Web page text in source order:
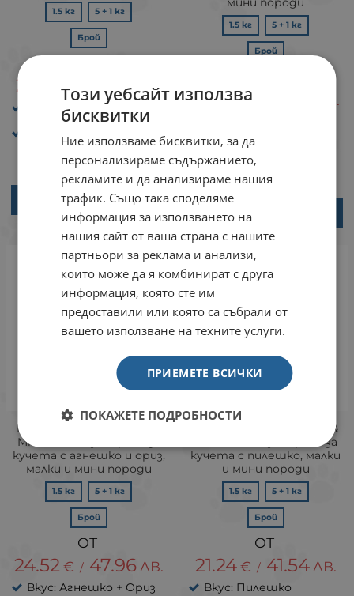
1.5 кг 5 + 1 кг
Брой
22.16 € / 43.34 ЛВ.
Вкус: Пилешко
Възраст: от 1 до 7
години
ВАРИАНТИ
1.5 кг 5 + 1 кг
Брой
24.75€ ЛВ.
Възраст: от 1 до 7
години
ВАРИАНТИ
Hill's Science Plan Small &
Mini Adult - суха храна за
кучета с агнешко и ориз,
малки и мини породи
1.5 кг 5 + 1 кг
Брой
24.52 € / 47.96 ЛВ.
Вкус: Агнешко + Ориз
Hill's Science Plan Small &
Mini Adult - суха храна за
кучета с пилешко, малки
и мини породи
1.5 кг 5 + 1 кг
Брой
21.24 € / 41.54 ЛВ.
Вкус: Пилешко
Този уебсайт използва
бисквитки
Ние използваме бисквитки, за да
персонализираме съдържанието,
рекламите и да анализираме нашия
трафик. Също така споделяме
информация за използването на
нашия сайт от ваша страна с нашите
партньори за реклама и анализи,
които може да я комбинират с друга
информация, която сте им
предоставили или която са събрали от
вашето използване на техните услуги.
ПРИЕМЕТЕ ВСИЧКИ
ПОКАЖЕТЕ ПОДРОБНОСТИ